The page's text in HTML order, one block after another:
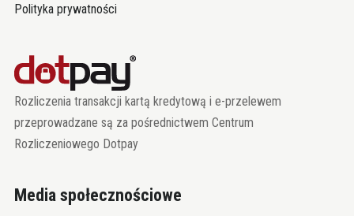
Polityka prywatności
Rozliczenia transakcji kartą kredytową i e-przelewem
przeprowadzane są za pośrednictwem Centrum
Rozliczeniowego Dotpay
Media społecznościowe